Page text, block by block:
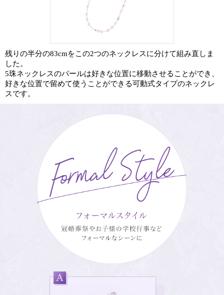
残りの半分の83cmをこの2つのネックレスに分けて組み直しま
した。
5珠ネックレスのパールは好きな位置に移動させることができ、
好きな位置で留めて使うことができる可動式タイプのネックレ
スです。